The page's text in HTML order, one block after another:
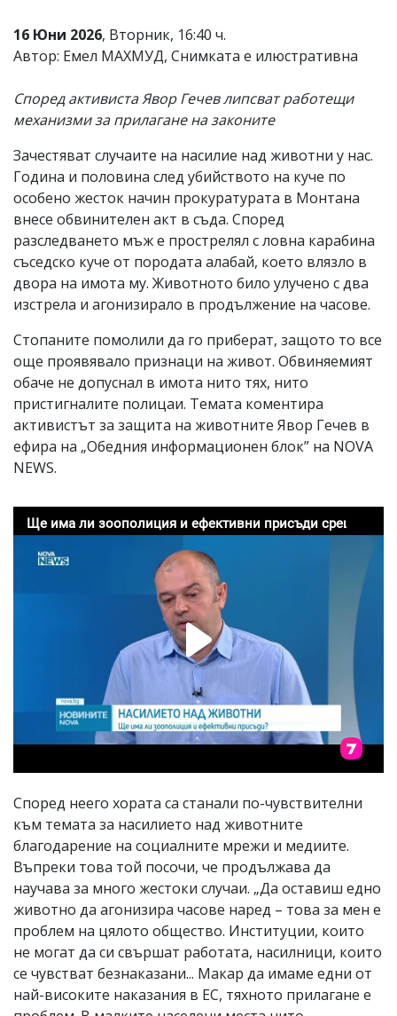
под
статиите
от
читателите
редакцията
не
носи
отговорност
тях!
Ако
откриете
обиден
за
вас
моля
ни!
16 Юни 2026, Вторник, 16:40 ч.
Автор: Емел МАХМУД, Снимката е илюстративна
Според активиста Явор Гечев липсват работещи
механизми за прилагане на законите
Зачестяват случаите на насилие над животни у нас.
Година и половина след убийството на куче по
особено жесток начин прокуратурата в Монтана
внесе обвинителен акт в съда. Според
разследването мъж е прострелял с ловна карабина
съседско куче от породата алабай, което влязло в
двора на имота му. Животното било улучено с два
изстрела и агонизирало в продължение на часове.
Стопаните помолили да го приберат, защото то все
още проявявало признаци на живот. Обвиняемият
обаче не допуснал в имота нито тях, нито
пристигналите полицаи. Темата коментира
активистът за защита на животните Явор Гечев в
ефира на „Обедния информационен блок” на NOVA
NEWS.
Според неего хората са станали по-чувствителни
към темата за насилието над животните
благодарение на социалните мрежи и медиите.
Въпреки това той посочи, че продължава да
научава за много жестоки случаи. „Да оставиш едно
животно да агонизира часове наред – това за мен е
проблем на цялото общество. Институции, които
не могат да си свършат работата, насилници, които
се чувстват безнаказани... Макар да имаме едни от
най-високите наказания в ЕС, тяхното прилагане е